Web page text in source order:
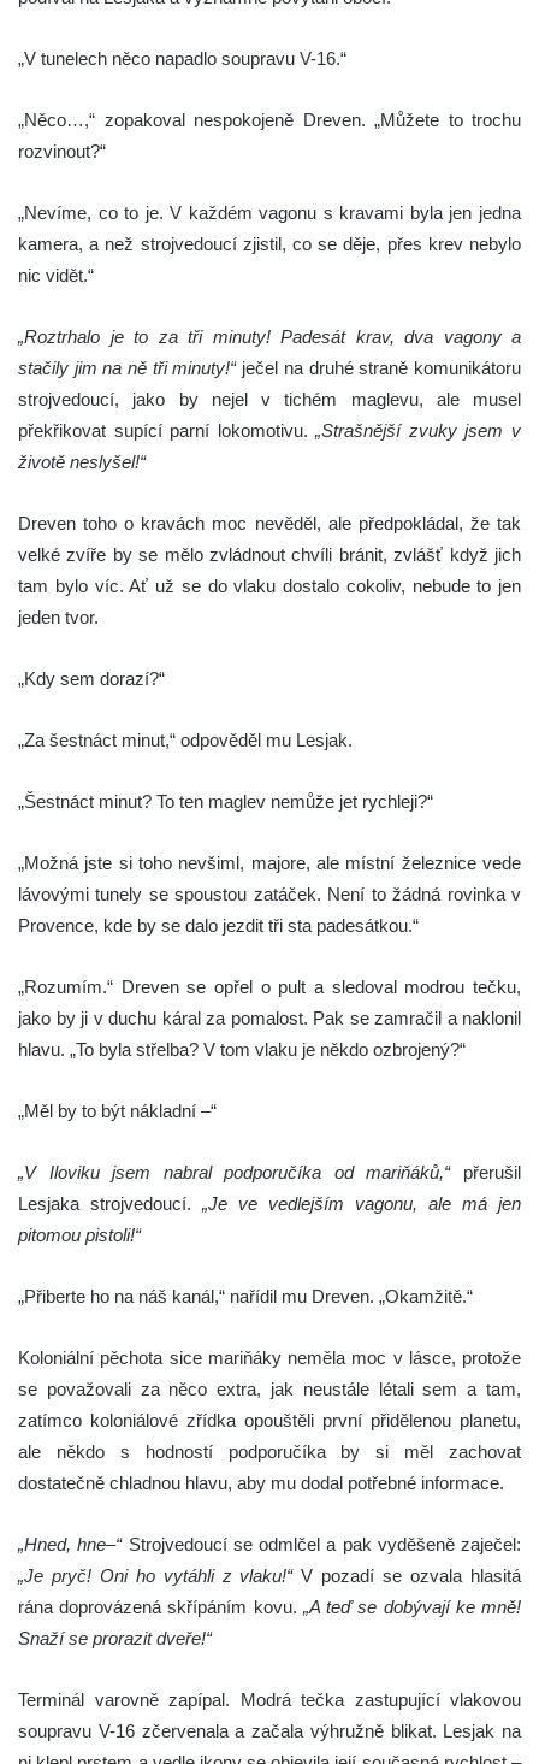
„V tunelech něco napadlo soupravu V-16.“
„Něco…,“ zopakoval nespokojeně Dreven. „Můžete to trochu
rozvinout?“
„Nevíme, co to je. V každém vagonu s kravami byla jen jedna
kamera, a než strojvedoucí zjistil, co se děje, přes krev nebylo
nic vidět.“
„Roztrhalo je to za tři minuty! Padesát krav, dva vagony a
stačily jim na ně tři minuty!“ječel na druhé straně komunikátoru
strojvedoucí, jako by nejel v tichém maglevu, ale musel
překřikovat supící parní lokomotivu.„Strašnější zvuky jsem v
životě neslyšel!“
Dreven toho o kravách moc nevěděl, ale předpokládal, že tak
velké zvíře by se mělo zvládnout chvíli bránit, zvlášť když jich
tam bylo víc. Ať už se do vlaku dostalo cokoliv, nebude to jen
jeden tvor.
„Kdy sem dorazí?“
„Za šestnáct minut,“ odpověděl mu Lesjak.
„Šestnáct minut? To ten maglev nemůže jet rychleji?“
„Možná jste si toho nevšiml, majore, ale místní železnice vede
lávovými tunely se spoustou zatáček. Není to žádná rovinka v
Provence, kde by se dalo jezdit tři sta padesátkou.“
„Rozumím.“ Dreven se opřel o pult a sledoval modrou tečku,
jako by ji v duchu káral za pomalost. Pak se zamračil a naklonil
hlavu. „To byla střelba? V tom vlaku je někdo ozbrojený?“
„Měl by to být nákladní –“
„V Iloviku jsem nabral podporučíka od mariňáků,“přerušil
Lesjaka strojvedoucí. „Je ve vedlejším vagonu, ale má jen
pitomou pistoli!“
„Přiberte ho na náš kanál,“ nařídil mu Dreven. „Okamžitě.“
Koloniální pěchota sice mariňáky neměla moc v lásce, protože
se považovali za něco extra, jak neustále létali sem a tam,
zatímco koloniálové zřídka opouštěli první přidělenou planetu,
ale někdo s hodností podporučíka by si měl zachovat
dostatečně chladnou hlavu, aby mu dodal potřebné informace.
„Hned, hne–“Strojvedoucí se odmlčel a pak vyděšeně zaječel:
„Je pryč! Oni ho vytáhli z vlaku!“V pozadí se ozvala hlasitá
rána doprovázená skřípáním kovu. „A teď se dobývají ke mně!
Snaží se prorazit dveře!“
Terminál varovně zapípal. Modrá tečka zastupující vlakovou
soupravu V-16 zčervenala a začala výhružně blikat. Lesjak na